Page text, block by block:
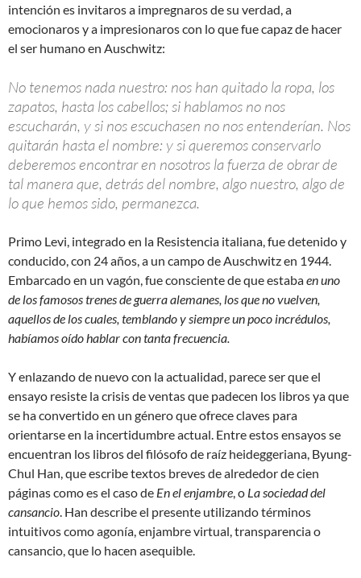
intención es invitaros a impregnaros de su verdad, a
emocionaros y a impresionaros con lo que fue capaz de hacer
el ser humano en Auschwitz:
No tenemos nada nuestro: nos han quitado la ropa, los
zapatos, hasta los cabellos; si hablamos no nos
escucharán, y si nos escuchasen no nos entenderían. Nos
quitarán hasta el nombre: y si queremos conservarlo
deberemos encontrar en nosotros la fuerza de obrar de
tal manera que, detrás del nombre, algo nuestro, algo de
lo que hemos sido, permanezca.
Primo Levi, integrado en la Resistencia italiana, fue detenido y
conducido, con 24 años, a un campo de Auschwitz en 1944.
Embarcado en un vagón, fue consciente de que estabaen uno
de los famosos trenes de guerra alemanes, los que no vuelven,
aquellos de los cuales, temblando y siempre un poco incrédulos,
habíamos oído hablar con tanta frecuencia.
Y enlazando de nuevo con la actualidad, parece ser que el
ensayo resiste la crisis de ventas que padecen los libros ya que
se ha convertido en un género que ofrece claves para
orientarse en la incertidumbre actual. Entre estos ensayos se
encuentran los libros del filósofo de raíz heideggeriana, Byung-
Chul Han, que escribe textos breves de alrededor de cien
páginas como es el caso de En el enjambre, o La sociedad del
cansancio. Han describe el presente utilizando términos
intuitivos como agonía, enjambre virtual, transparencia o
cansancio, que lo hacen asequible.